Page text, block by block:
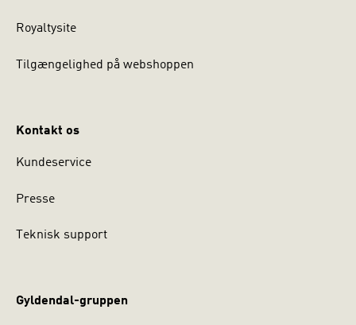
Royaltysite
Tilgængelighed på webshoppen
Kontakt os
Kundeservice
Presse
Teknisk support
Gyldendal-gruppen